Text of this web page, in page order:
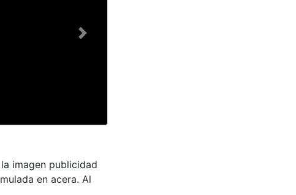
Next
imagen publicidad
en acera. Al